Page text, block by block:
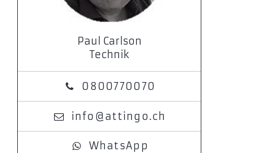
Paul Carlson
Technik
0800770070
info@attingo.ch
WhatsApp